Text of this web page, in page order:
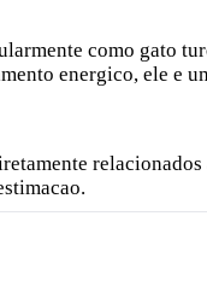
como gato
energico, ele e